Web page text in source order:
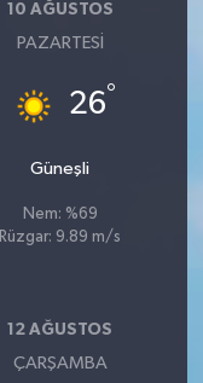
10 AĞUSTOS
PAZARTESI
26°
Güneşli
Nem: %69
Rüzgar: 9.89 m/s
12 AĞUSTOS
ÇARŞAMBA